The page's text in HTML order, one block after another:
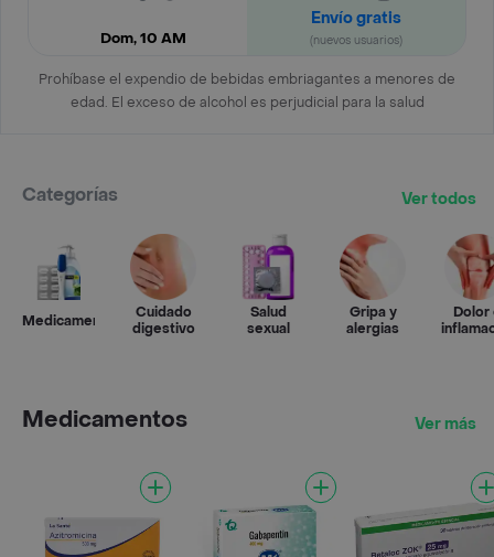
Dom, 10 AM
Envío gratis
(nuevos usuarios)
Prohíbase el expendio de bebidas embriagantes a menores de
edad. El exceso de alcohol es perjudicial para la salud
Categorías Ver todos
Medicamentos
Cuidado
digestivo
Salud
sexual
Gripa y
alergias
Dolor
Medicamentos Ver más